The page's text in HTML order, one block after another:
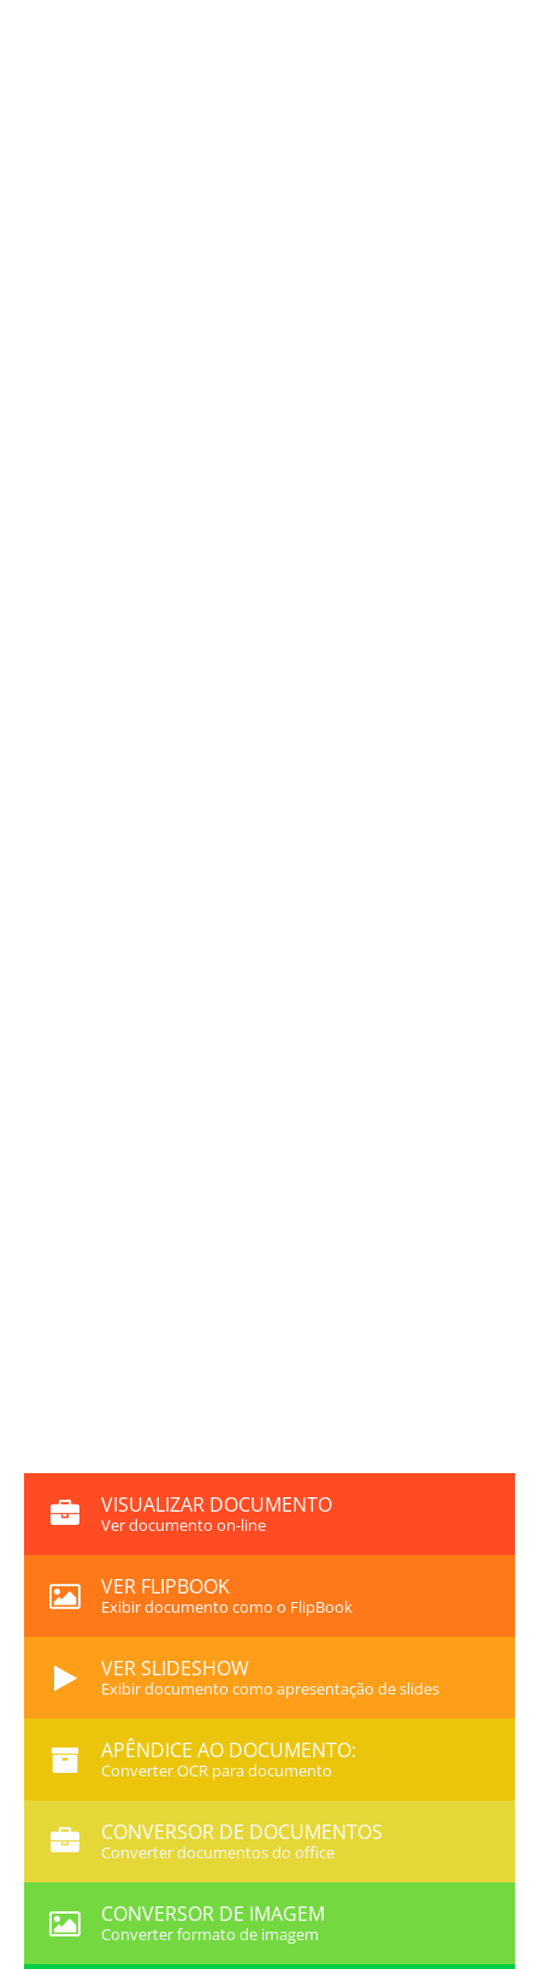
VISUALIZAR DOCUMENTO
Ver documento on-line
VER FLIPBOOK
Exibir documento como o FlipBook
VER SLIDESHOW
Exibir documento como apresentação de slides
APÊNDICE AO DOCUMENTO:
Converter OCR para documento
CONVERSOR DE DOCUMENTOS
Converter documentos do office
CONVERSOR DE IMAGEM
Converter formato de imagem